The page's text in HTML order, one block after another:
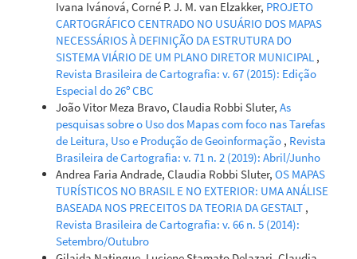
Ivana Ivánová, Corné P. J. M. van Elzakker, PROJETO
CARTOGRÁFICO CENTRADO NO USUÁRIO DOS MAPAS
NECESSÁRIOS À DEFINIÇÃO DA ESTRUTURA DO
SISTEMA VIÁRIO DE UM PLANO DIRETOR MUNICIPAL ,
Revista Brasileira de Cartografia: v. 67 (2015): Edição
Especial do 26º CBC
João Vitor Meza Bravo, Claudia Robbi Sluter, As
pesquisas sobre o Uso dos Mapas com foco nas Tarefas
de Leitura, Uso e Produção de Geoinformação , Revista
Brasileira de Cartografia: v. 71 n. 2 (2019): Abril/Junho
Andrea Faria Andrade, Claudia Robbi Sluter, OS MAPAS
TURÍSTICOS NO BRASIL E NO EXTERIOR: UMA ANÁLISE
BASEADA NOS PRECEITOS DA TEORIA DA GESTALT ,
Revista Brasileira de Cartografia: v. 66 n. 5 (2014):
Setembro/Outubro